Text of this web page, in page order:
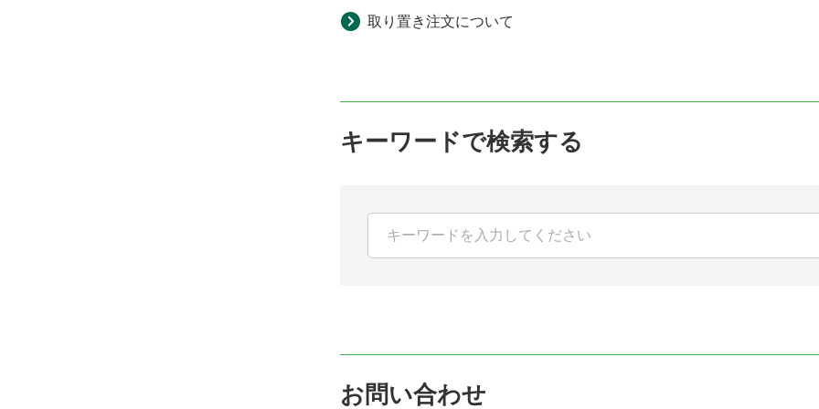
取り置き注文について
キーワードで検索する
お問い合わせ